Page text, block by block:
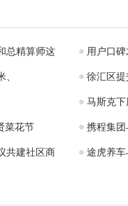
总精算师这 用户口
徐汇区提
马斯克
菜花节 携程集
共建社区商 途虎养